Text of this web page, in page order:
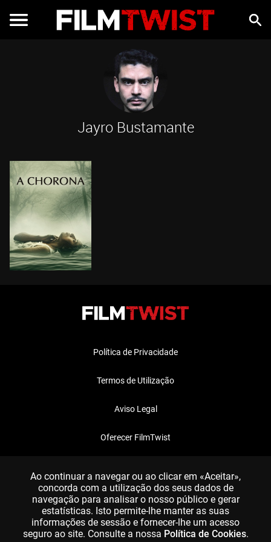
Jayro Bustamante
Política de Privacidade
Termos de Utilização
Aviso Legal
Oferecer FilmTwist
Ao continuar a navegar ou ao clicar em «Aceitar»,
concorda com a utilização dos seus dados de
navegação para analisar o nosso público e gerar
estatísticas. Isto permite-lhe manter as suas
informações de sessão e fornecer-lhe um acesso
seguro ao site. Consulte a nossa Política de Cookies.